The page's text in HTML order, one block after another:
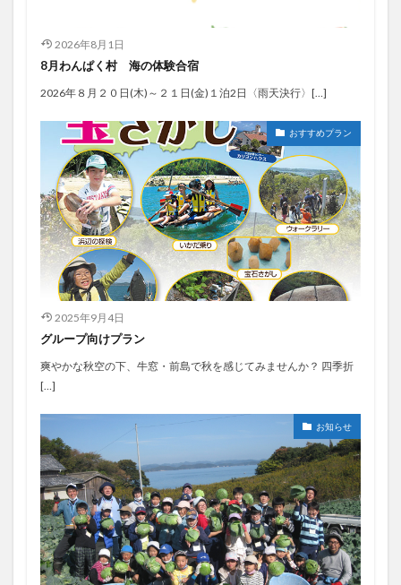
2026年8月1日
8月わんぱく村 海の体験合宿
2026年８月２０日(木)～２１日(金)１泊2日〈雨天決行〉[…]
おすすめプラン
2025年9月4日
グループ向けプラン
爽やかな秋空の下、牛窓・前島で秋を感じてみませんか？ 四季折
[…]
お知らせ